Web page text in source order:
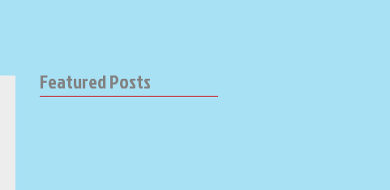
Featured Posts